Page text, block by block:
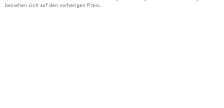
beziehen sich auf den vorherigen Preis.